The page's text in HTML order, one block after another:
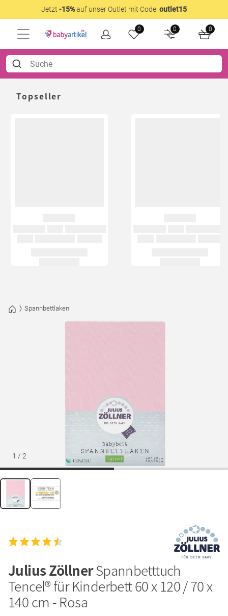
Jetzt -15%auf unser Outlet mit Code: outlet15
0 0 0
Topseller
Spannbettlaken
1 / 2
Julius ZöllnerSpannbetttuch
Tencel® für Kinderbett 60 x 120 / 70 x
140 cm - Rosa